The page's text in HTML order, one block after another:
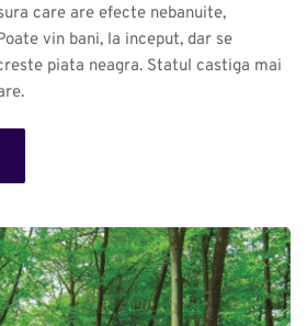
care are efecte nebanuite,
vin bani, la inceput, dar se
piata neagra. Statul castiga mai